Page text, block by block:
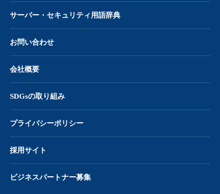
サーバー・ セキュリティ用語辞典
お問い合わせ
会社概要
SDGsの取り組み
プライバシーポリシー
採用サイト
ビジネスパートナー募集